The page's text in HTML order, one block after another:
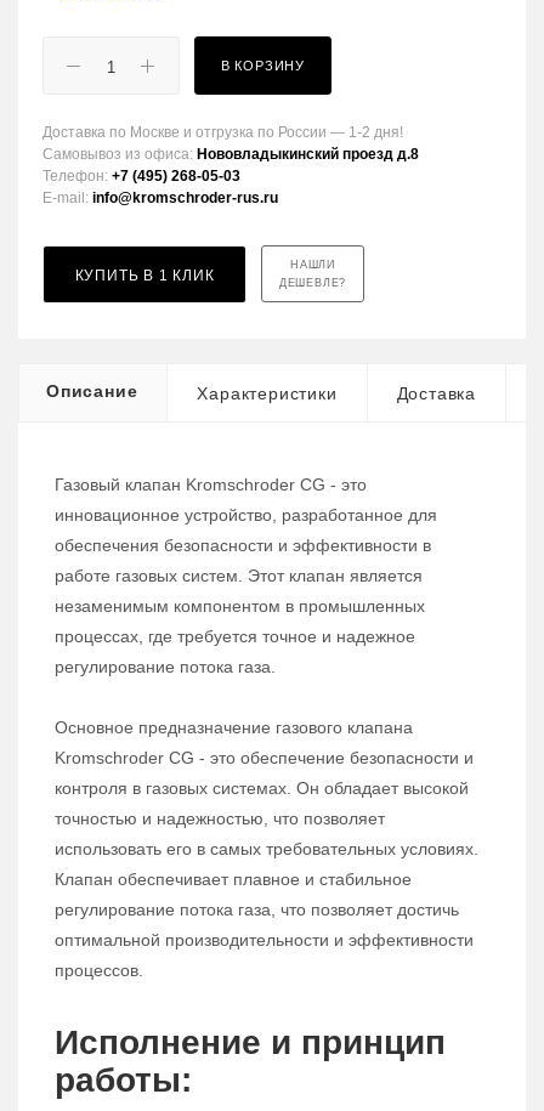
В КОРЗИНУ
Доставка по Москве и отгрузка по России — 1-2 дня!
Самовывоз из офиса: Нововладыкинский проезд д.8
Телефон: +7 (495) 268-05-03
E-mail: info@kromschroder-rus.ru
КУПИТЬ В 1 КЛИК
НАШЛИ
ДЕШЕВЛЕ?
Описание Характеристики Доставка
Газовый клапан Kromschroder CG - это
инновационное устройство, разработанное для
обеспечения безопасности и эффективности в
работе газовых систем. Этот клапан является
незаменимым компонентом в промышленных
процессах, где требуется точное и надежное
регулирование потока газа.
Основное предназначение газового клапана
Kromschroder CG - это обеспечение безопасности и
контроля в газовых системах. Он обладает высокой
точностью и надежностью, что позволяет
использовать его в самых требовательных условиях.
Клапан обеспечивает плавное и стабильное
регулирование потока газа, что позволяет достичь
оптимальной производительности и эффективности
процессов.
Исполнение и принцип
работы: